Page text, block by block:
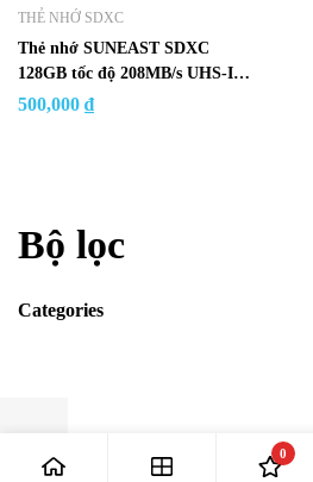
Bộ lọc
Categories
THẺ NHỚ SDXC
Thẻ nhớ SUNEAST SDXC
128GB tốc độ 208MB/s UHS-I
V30
500,000 ₫
0